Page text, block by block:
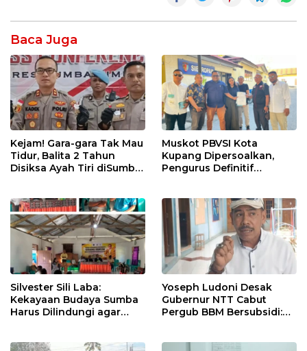
Baca Juga
Kejam! Gara-gara Tak Mau
Tidur, Balita 2 Tahun
Disiksa Ayah Tiri diSumba
hingga Direndam Air Es
Muskot PBVSI Kota
Kupang Dipersoalkan,
Pengurus Definitif
Silvester Sili Laba:
Kekayaan Budaya Sumba
Harus Dilindungi agar
Yoseph Ludoni Desak
Gubernur NTT Cabut
Pergub BBM Bersubsidi: